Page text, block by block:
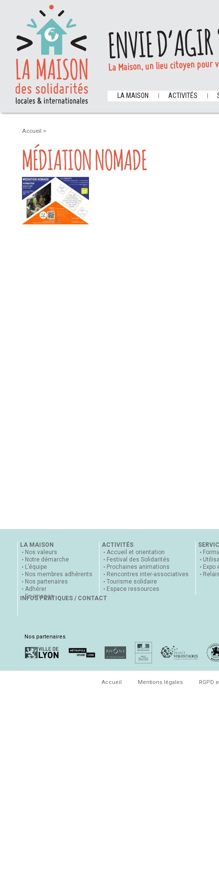
ENVIE
La Maison, un lieu citoyen
LA MAISON ACTIVITÉS
Accueil >
MÉDIATION NOMADE
LA MAISON
Nos valeurs
Notre démarche
L’équipe
Nos membres adhérents
Nos partenaires
Adhérer
En images
ACTIVITÉS
Accueil et orientation
Festival des Solidarités
Prochaines animations
Rencontres inter-associatives
Tourisme solidaire
Espace ressources
Expo
INFOS PRATIQUES / CONTACT
Nos partenaires
Accueil Mentions légales RGPD